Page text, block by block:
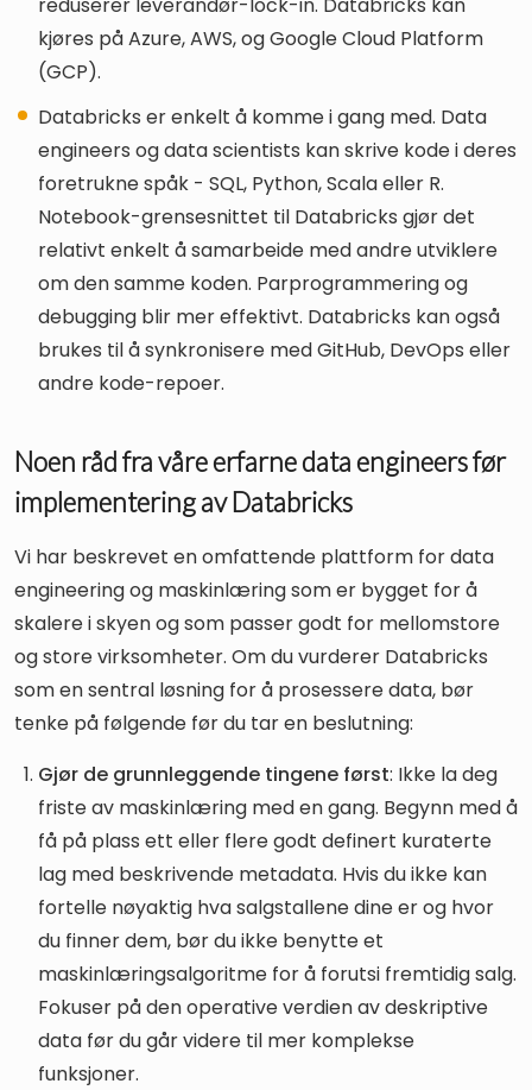
reduserer leverandør-lock-in. Databricks kan
kjøres på Azure, AWS, og Google Cloud Platform
(GCP).
Databricks er enkelt å komme i gang med. Data
engineers og data scientists kan skrive kode i deres
foretrukne spåk - SQL, Python, Scala eller R.
Notebook-grensesnittet til Databricks gjør det
relativt enkelt å samarbeide med andre utviklere
om den samme koden. Parprogrammering og
debugging blir mer effektivt. Databricks kan også
brukes til å synkronisere med GitHub, DevOps eller
andre kode-repoer.
Noen råd fra våre erfarne data engineers før
implementering av Databricks
Vi har beskrevet en omfattende plattform for data
engineering og maskinlæring som er bygget for å
skalere i skyen og som passer godt for mellomstore
og store virksomheter. Om du vurderer Databricks
som en sentral løsning for å prosessere data, bør
tenke på følgende før du tar en beslutning:
Gjør de grunnleggende tingene først: Ikke la deg
friste av maskinlæring med en gang. Begynn med å
få på plass ett eller flere godt definert kuraterte
lag med beskrivende metadata. Hvis du ikke kan
fortelle nøyaktig hva salgstallene dine er og hvor
du finner dem, bør du ikke benytte et
maskinlæringsalgoritme for å forutsi fremtidig salg.
Fokuser på den operative verdien av deskriptive
data før du går videre til mer komplekse
funksjoner.